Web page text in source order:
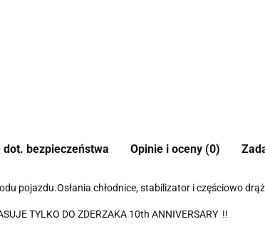
bezpieczeństwa Opinie i oceny (0)
pojazdu.Osłania chłodnice, stabilizator i częściowo
TYLKO DO ZDERZAKA 10th ANNIVERSARY !!